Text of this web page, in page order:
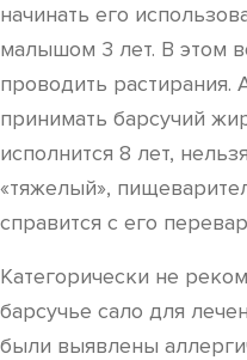
начинать его
малышом 3 лет. В этом
проводить растирания.
принимать барсучий
исполнится 8 лет,
«тяжелый»,
справится с его
Категорически не
барсучье сало для
были выявлены